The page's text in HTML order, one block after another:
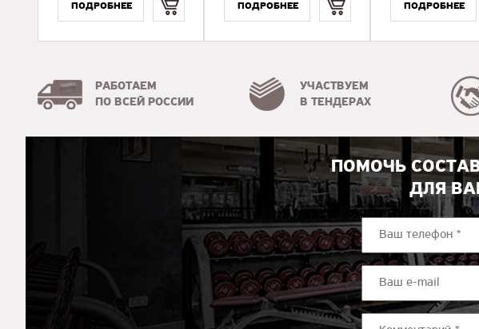
РАБОТАЕМ
ПО ВСЕЙ РОССИИ
УЧАСТВУЕМ
В ТЕНДЕРАХ
ПОМОЧЬ
ДЛЯ